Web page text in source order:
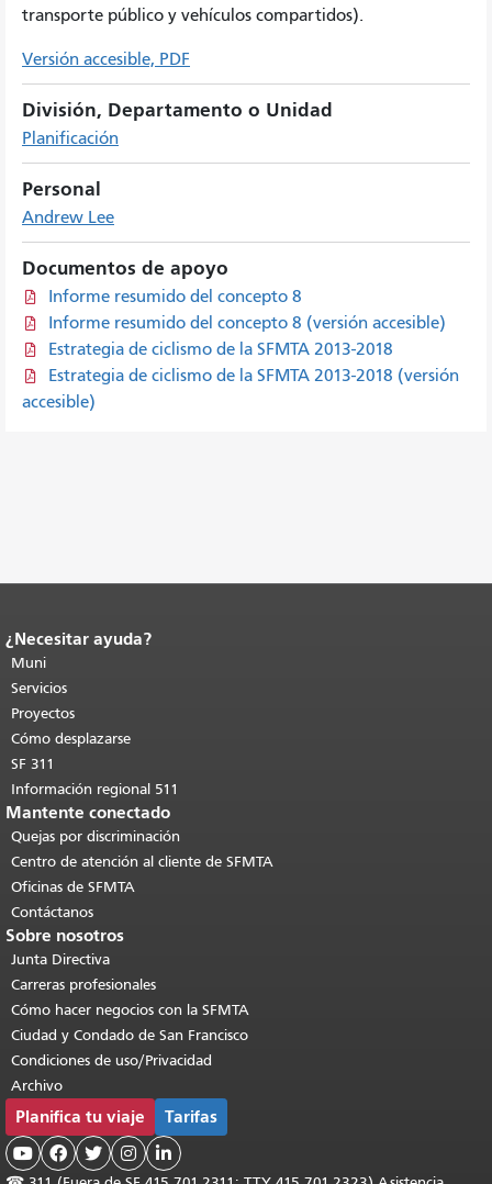
transporte público y vehículos compartidos).
Versión accesible, PDF
División, Departamento o Unidad
Planificación
Personal
Andrew Lee
Documentos de apoyo
Informe resumido del concepto 8
Informe resumido del concepto 8 (versión accesible)
Estrategia de ciclismo de la SFMTA 2013-2018
Estrategia de ciclismo de la SFMTA 2013-2018 (versión
accesible)
Fin del contenido de la página.
de esta página se repite en todas las
páginas.Volver al principio del
contenido principal
¿Necesitar ayuda?
Muni
Servicios
Proyectos
Cómo desplazarse
SF 311
Información regional 511
Mantente conectado
Quejas por discriminación
Centro de atención al cliente de SFMTA
Oficinas de SFMTA
Contáctanos
Sobre nosotros
Junta Directiva
Carreras profesionales
Cómo hacer negocios con la SFMTA
Ciudad y Condado de San Francisco
Condiciones de uso/Privacidad
Archivo
Planifica tu viaje Tarifas
    